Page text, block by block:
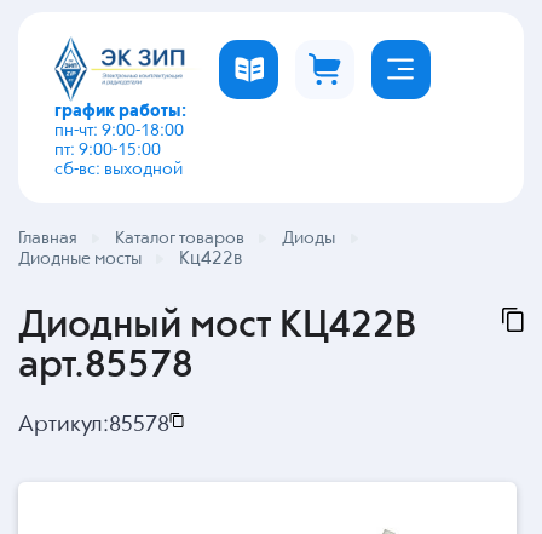
график работы:
пн-чт: 9:00-18:00
пт: 9:00-15:00
сб-вс: выходной
Главная Каталог товаров
Диоды
Диодные мосты
Кц422в
Диодный мост КЦ422В
арт.85578
Артикул:85578